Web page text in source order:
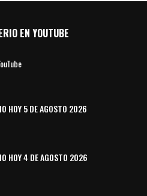
EN YOUTUBE
HOY 5 DE AGOSTO 2026
HOY 4 DE AGOSTO 2026